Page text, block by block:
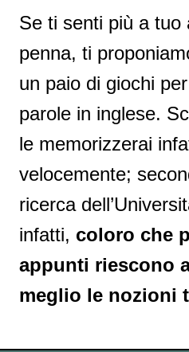
Se ti senti più a tuo
penna, ti
un paio di giochi
parole in inglese.
le memorizzerai
velocemente;
ricerca
infatti, coloro che
appunti riescono
meglio le nozioni